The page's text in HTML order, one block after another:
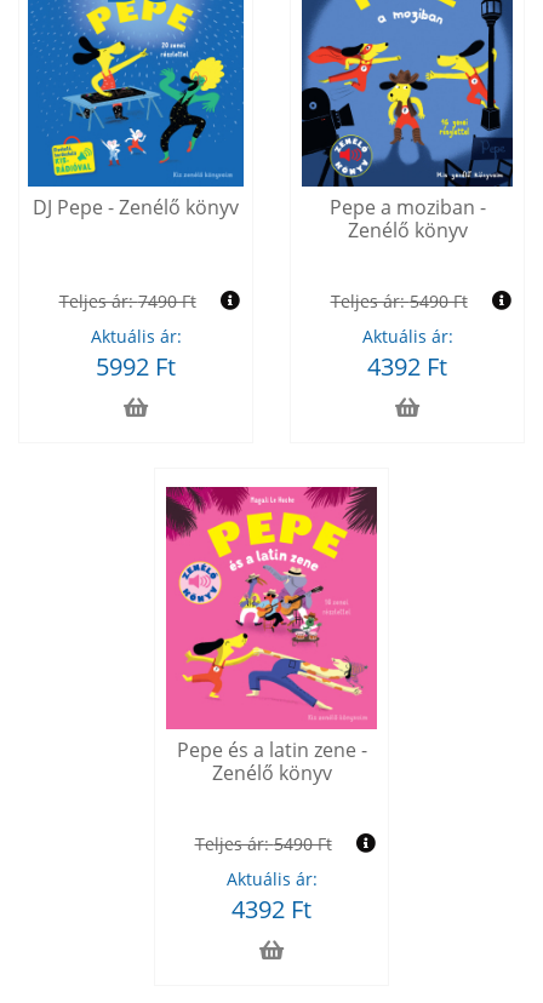
DJ Pepe - Zenélő könyv
Teljes ár:7490 Ft
Aktuális ár:
5992 Ft
Pepe a moziban -
Zenélő könyv
Teljes ár:5490 Ft
Aktuális ár:
4392 Ft
Pepe és a latin zene -
Zenélő könyv
Teljes ár:5490 Ft
Aktuális ár:
4392 Ft